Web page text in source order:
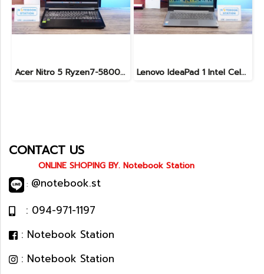
Acer Nitro 5 Ryzen7-5800H RTX-3060(6GB) Ram16 SSD512 จอ15.6 FHD 144Hz เกมมิ่งสเปคสูง เครื่องพร้อมใช้งาน ราคาสุดคุ้มเพียง 19,900.- Lenovo IdeaPad 1 Intel Celeron N4020 Ram4 SSD256GB จอ14.0 HD หน้าจอเล็กเหมาะแก่การพกพา ใช้งานทั่วไป ราคาถูกมาก เพียง 3,900.- พร้อมใช้งาน(สินค้ามีตำหนิขายถูกประกันร้าน7วัน)
CONTACT US
ONLINE SHOPING BY. Notebook Station
: @notebook.st
: 094-971-1197
: Notebook Station
: Notebook Station